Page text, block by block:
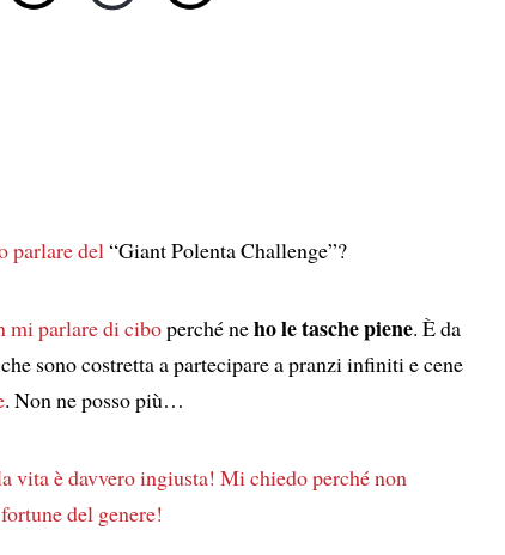
parlare del “Giant Polenta Challenge”?
mi parlare di ciboperché neho le tasche piene. È da
sono costretta a partecipare a pranzi infiniti e cene
. Non ne posso più…
vita è davvero ingiusta! Mi chiedo perché non
del genere!